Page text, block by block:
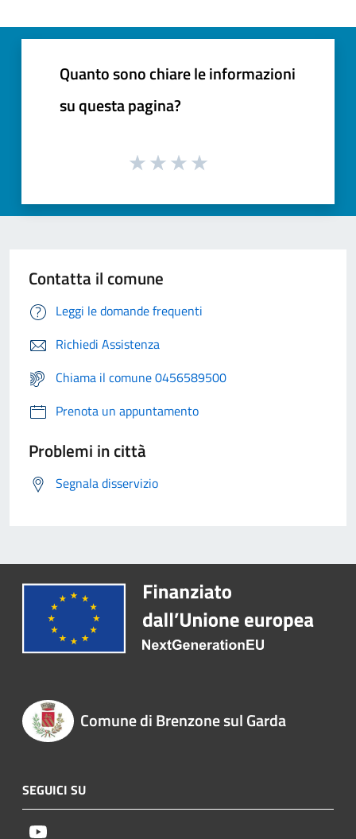
Quanto sono chiare le informazioni
su questa pagina?
Contatta il comune
Leggi le domande frequenti
Richiedi Assistenza
Chiama il comune 0456589500
Prenota un appuntamento
Problemi in città
Segnala disservizio
Comune di Brenzone sul Garda
SEGUICI SU